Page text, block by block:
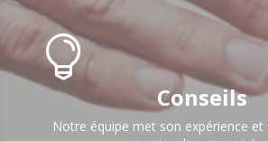

Conseils
Notre équipe met son expérience